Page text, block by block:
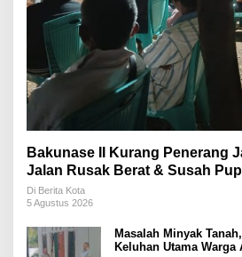
Bakunase II Kurang Penerang
Jalan Rusak Berat & Susah
Di Berita Kota
5 Agustus 2026
Masalah Minyak
Keluhan Utama Warga